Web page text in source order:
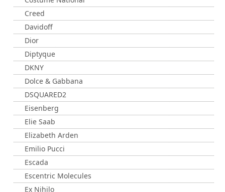
Creed
Davidoff
Dior
Diptyque
DKNY
Dolce & Gabbana
DSQUARED2
Eisenberg
Elie Saab
Elizabeth Arden
Emilio Pucci
Escada
Escentric Molecules
Ex Nihilo